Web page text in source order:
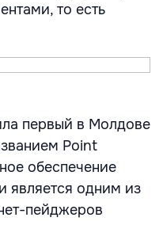
то есть
первый в Молдове
Point
обеспечение
является одним из
пейджеров